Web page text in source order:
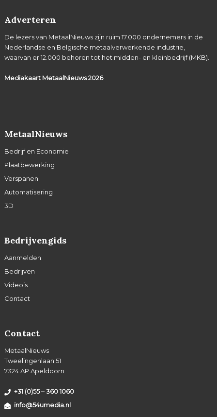
Adverteren
De lezers van MetaalNieuws zijn ruim 17.000 ondernemers in de
Nederlandse en Belgische metaalverwerkende industrie,
waarvan er 12.000 behoren tot het midden- en kleinbedrijf (MKB).
Mediakaart MetaalNieuws2026
MetaalNieuws
Bedrijf en Economie
Plaatbewerking
Verspanen
Automatisering
3D
Bedrijvengids
Aanmelden
Bedrijven
Video’s
Contact
Contact
MetaalNieuws
Tweelingenlaan 51
7324 AP Apeldoorn
+31 (0)55 – 360 1060
info@54umedia.nl